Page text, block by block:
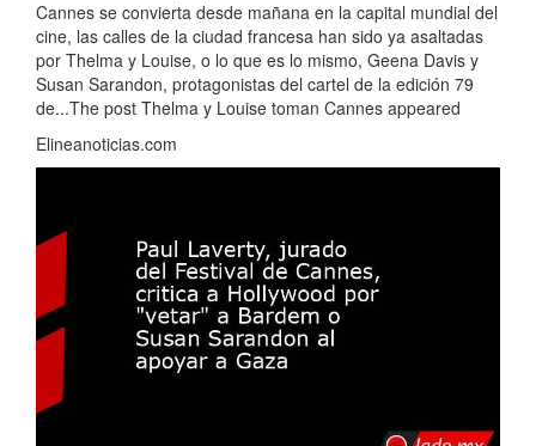
Cannes se convierta desde mañana en la capital mundial del
cine, las calles de la ciudad francesa han sido ya asaltadas
por Thelma y Louise, o lo que es lo mismo, Geena Davis y
Susan Sarandon, protagonistas del cartel de la edición 79
de...The post Thelma y Louise toman Cannes appeared
Elineanoticias.com